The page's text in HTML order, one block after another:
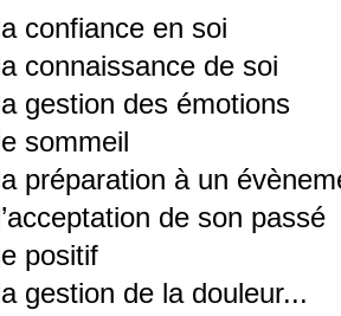
confiance en soi
connaissance de soi
gestion des émotions
sommeil
préparation à un
de son passé
positif​
gestion de la douleur...